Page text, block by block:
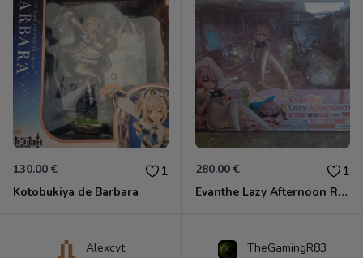
130.00 € 1
Kotobukiya de Barbara
280.00 € 1
Evanthe Lazy Afternoon Red Pride of Eden
Alexcvt TheGamingR83